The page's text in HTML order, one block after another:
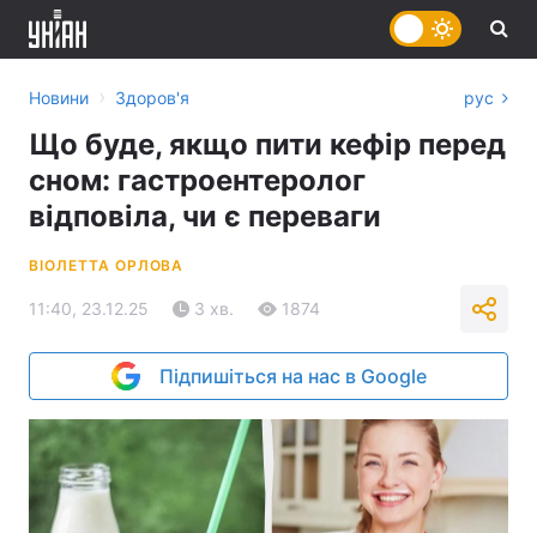
Новини › Здоров'я рус
Що буде, якщо пити кефір перед
сном: гастроентеролог
відповіла, чи є переваги
ВІОЛЕТТА ОРЛОВА
11:40, 23.12.25 3 хв. 1874
Підпишіться на нас в Google